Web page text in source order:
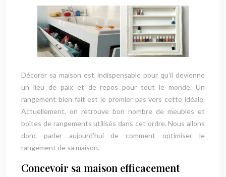
Décorer sa maison est indispensable pour qu’il devienne
un lieu de paix et de repos pour tout le monde. Un
rangement bien fait est le premier pas vers cette idéale.
Actuellement, on retrouve bon nombre de meubles et
boîtes de rangements utilisés dans cet ordre. Nous allons
donc parler aujourd’hui de comment optimiser le
rangement de sa maison.
Concevoir sa maison efficacement